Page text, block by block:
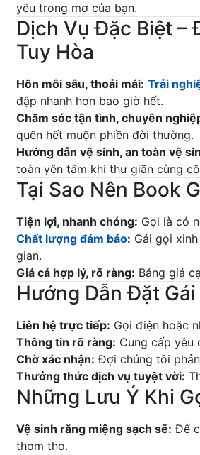
yêu trong mơ của bạn.
Dịch Vụ Đặc Biệt –
Tuy Hòa
Hôn môi sâu, thoải mái: Trải
đập nhanh hơn bao giờ hết.
Chăm sóc tận tình, chuyên
quên hết muộn phiền đời thường.
Hướng dẫn vệ sinh, an toàn vệ
toàn yên tâm khi thư giãn cùng
Tại Sao Nên Book
Tiện lợi, nhanh chóng: Gọi là có
Chất lượng đảm bảo: Gái gọi
gian.
Giá cả hợp lý, rõ ràng: Bảng giá
Hướng Dẫn Đặt
Liên hệ trực tiếp: Gọi điện hoặc
Thông tin rõ ràng: Cung cấp yêu
Chờ xác nhận: Đợi chúng tôi
Thưởng thức dịch vụ tuyệt vời:
Những Lưu Ý Khi
Vệ sinh răng miệng sạch sẽ: Để
thơm tho.